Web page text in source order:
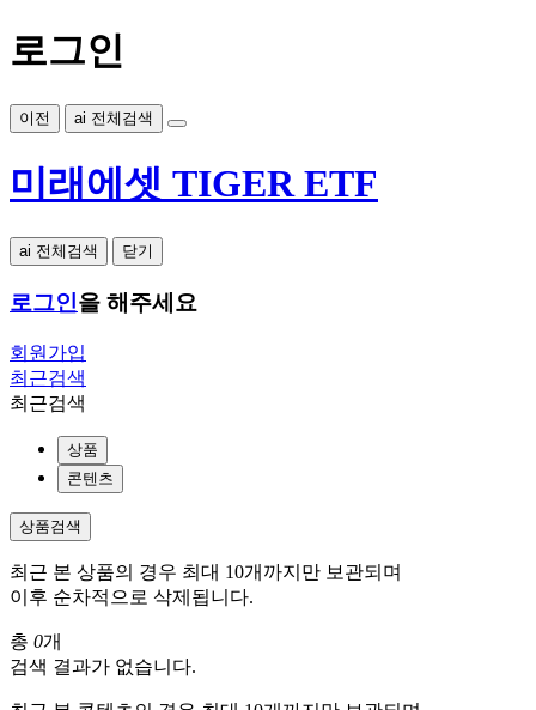
로그인
이전 ai 전체검색
미래에셋 TIGER ETF
ai 전체검색 닫기
로그인을 해주세요
회원가입
최근검색
최근검색
상품
콘텐츠
상품검색
최근 본 상품의 경우 최대 10개까지만 보관되며
이후 순차적으로 삭제됩니다.
총 0개
검색 결과가 없습니다.